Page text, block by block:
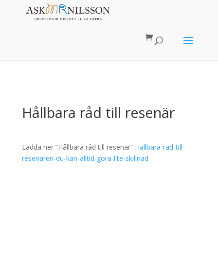
Hållbara råd till resenär
Ladda ner ”Hållbara råd till resenär” Hallbara-rad-till-
resenären-du-kan-alltid-gora-lite-skillnad